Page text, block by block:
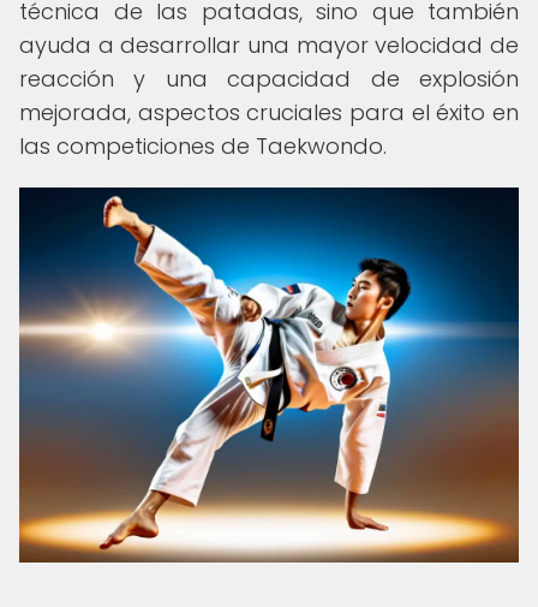
técnica de las patadas, sino que también
ayuda a desarrollar una mayor velocidad de
reacción y una capacidad de explosión
mejorada, aspectos cruciales para el éxito en
las competiciones de Taekwondo.